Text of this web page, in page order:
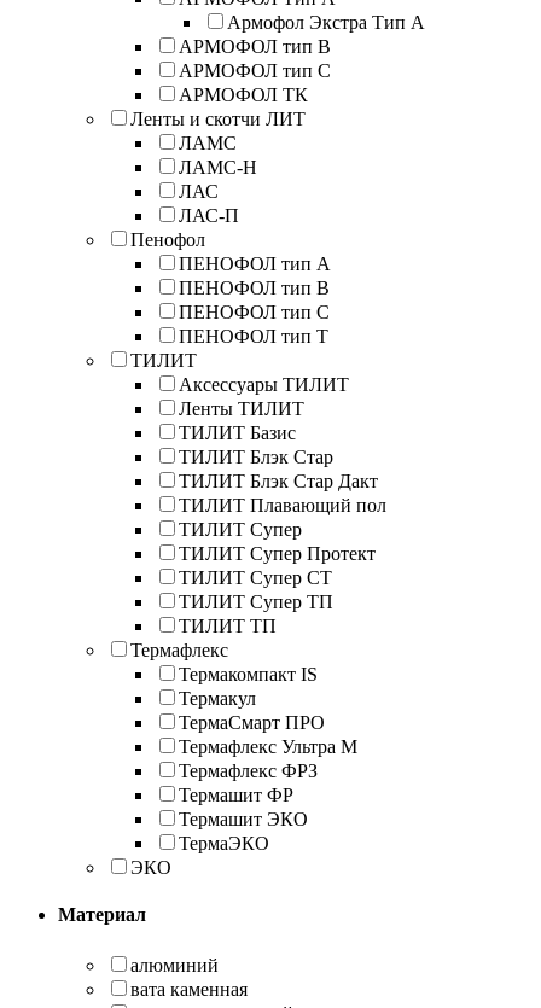
Армофол Экстра Тип A
АРМОФОЛ тип В
АРМОФОЛ тип C
АРМОФОЛ ТК
Ленты и скотчи ЛИТ
ЛАМС
ЛАМС-Н
ЛАС
ЛАС-П
Пенофол
ПЕНОФОЛ тип А
ПЕНОФОЛ тип B
ПЕНОФОЛ тип C
ПЕНОФОЛ тип T
ТИЛИТ
Аксессуары ТИЛИТ
Ленты ТИЛИТ
ТИЛИТ Базис
ТИЛИТ Блэк Стар
ТИЛИТ Блэк Стар Дакт
ТИЛИТ Плавающий пол
ТИЛИТ Супер
ТИЛИТ Супер Протект
ТИЛИТ Супер СТ
ТИЛИТ Супер ТП
ТИЛИТ ТП
Термафлекс
Термакомпакт IS
Термакул
ТермаСмарт ПРО
Термафлекс Ультра М
Термафлекс ФРЗ
Термашит ФР
Термашит ЭКО
ТермаЭКО
ЭКО
Материал
алюминий
вата каменная